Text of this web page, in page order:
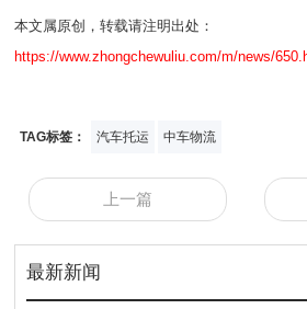
本文属原创，转载请注明出处：
https://www.zhongchewuliu.com/m/news/
TAG标签： 汽车托运 中车物流
上一篇
最新新闻